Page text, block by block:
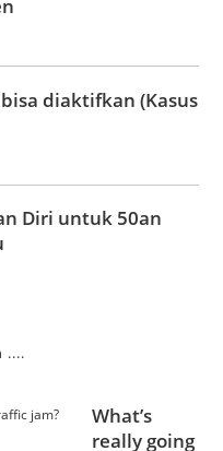
diaktifkan (Kasus
Diri untuk 50an
....
What’s
really going